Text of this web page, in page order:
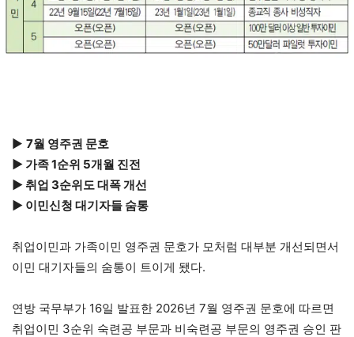
▶ 7월 영주권 문호
▶ 가족 1순위 5개월 진전
▶ 취업 3순위도 대폭 개선
▶ 이민신청 대기자들 숨통
취업이민과 가족이민 영주권 문호가 모처럼 대부분 개선되면서
이민 대기자들의 숨통이 트이게 됐다.
연방 국무부가 16일 발표한 2026년 7월 영주권 문호에 따르면
취업이민 3순위 숙련공 부문과 비숙련공 부문의 영주권 승인 판